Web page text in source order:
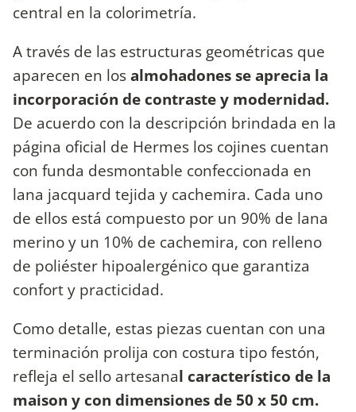
central en la colorimetría.
A través de las estructuras geométricas que
aparecen en losalmohadones se aprecia la
incorporación de contraste y modernidad.
De acuerdo con la descripción brindada en la
página oficial de Hermes los cojines cuentan
con funda desmontable confeccionada en
lana jacquard tejida y cachemira. Cada uno
de ellos está compuesto por un 90% de lana
merino y un 10% de cachemira, con relleno
de poliéster hipoalergénico que garantiza
confort y practicidad.
Como detalle, estas piezas cuentan con una
terminación prolija con costura tipo festón,
refleja el sello artesanal característico de la
maison y con dimensiones de 50 x 50 cm.